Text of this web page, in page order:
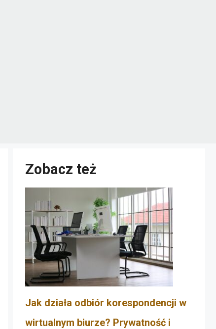
Zobacz też
Jak działa odbiór korespondencji w
wirtualnym biurze? Prywatność i